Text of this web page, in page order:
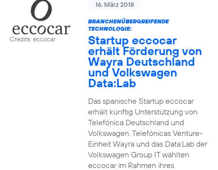
Credits: eccocar
16. März 2018
BRANCHENÜBERGREIFENDE
TECHNOLOGIE:
Startup eccocar
erhält Förderung von
Wayra Deutschland
und Volkswagen
Data:Lab
Das spanische Startup eccocar
erhält künftig Unterstützung von
Telefónica Deutschland und
Volkswagen. Telefónicas Venture-
Einheit Wayra und das Data:Lab der
Volkswagen Group IT wählten
eccocar im Rahmen ihres